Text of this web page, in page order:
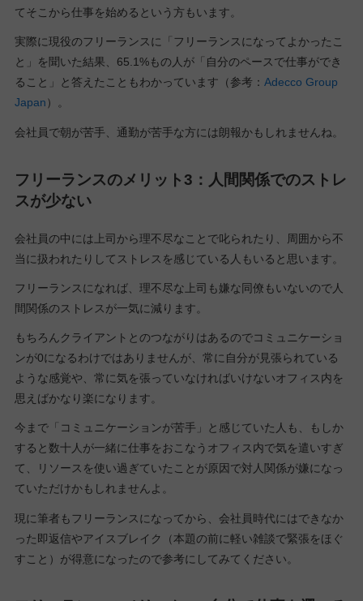
てそこから仕事を始めるという方もいます。
実際に現役のフリーランスに「フリーランスになってよかったこ
と」を聞いた結果、65.1%もの人が「自分のペースで仕事ができ
ること」と答えたこともわかっています（参考： Adecco Group
Japan）。
会社員で朝が苦手、通勤が苦手な方には朗報かもしれませんね。
フリーランスのメリット3：人間関係でのストレ
スが少ない
会社員の中には上司から理不尽なことで叱られたり、周囲から不
当に扱われたりしてストレスを感じている人もいると思います。
フリーランスになれば、理不尽な上司も嫌な同僚もいないので人
間関係のストレスが一気に減ります。
もちろんクライアントとのつながりはあるのでコミュニケーショ
ンが0になるわけではありませんが、常に自分が見張られている
ような感覚や、常に気を張っていなければいけないオフィス内を
思えばかなり楽になります。
今まで「コミュニケーションが苦手」と感じていた人も、もしか
すると数十人が一緒に仕事をおこなうオフィス内で気を遣いすぎ
て、リソースを使い過ぎていたことが原因で対人関係が嫌になっ
ていただけかもしれませんよ。
現に筆者もフリーランスになってから、会社員時代にはできなか
った即返信やアイスブレイク（本題の前に軽い雑談で緊張をほぐ
すこと）が得意になったので参考にしてみてください。